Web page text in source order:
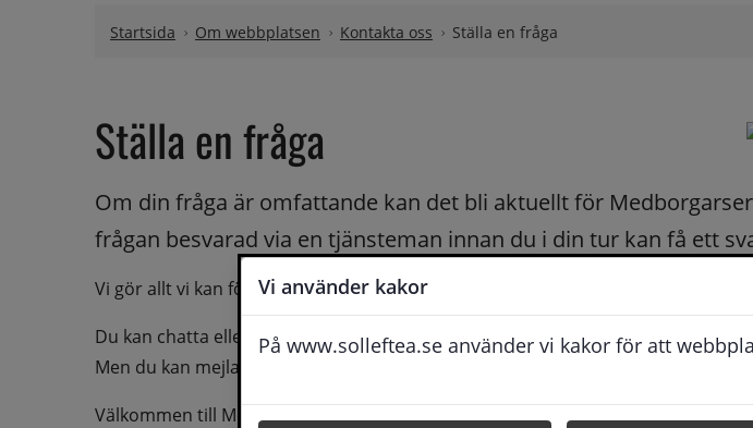
Vi använder kakor
På www.solleftea.se använder vi kakor för att
Startsida Om webbplatsen Kontakta oss Ställa en fråga
Ställa en fråga
Om din fråga är omfattande kan det bli aktuellt för
frågan besvarad via en tjänsteman innan du i din tur kan få ett
Vi gör allt vi kan för att du ska få hjälp och svar på dina frågor fortast möjligt.
Du kan chatta eller ringa oss med din fråga så besvarar vi dig så snabbt som
Men du kan mejla oss din fråga dygnt runt och du få svaret inom 2 - 4
Välkommen till Medborgarservice!